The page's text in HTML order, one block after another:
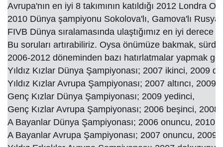
Avrupa'nın en iyi 8 takımının katıldığı 2012 Londra
2010 Dünya şampiyonu Sokolova'lı, Gamova'lı
FIVB Dünya sıralamasında ulaştığımız en iyi
Bu soruları artırabiliriz. Oysa önümüze bakmak,
2006-2012 döneminden bazı hatırlatmalar yapmak
Yıldız Kızlar Dünya Şampiyonası; 2007 ikinci, 2009
Yıldız Kızlar Avrupa Şampiyonası; 2007 altıncı,
Genç Kızlar Dünya Şampiyonası; 2009 yedinci,
Genç Kızlar Avrupa Şampiyonası; 2006 beşinci,
A Bayanlar Dünya Şampiyonası; 2006 onuncu, 2010
A Bayanlar Avrupa Şampiyonası; 2007 onuncu, 2009